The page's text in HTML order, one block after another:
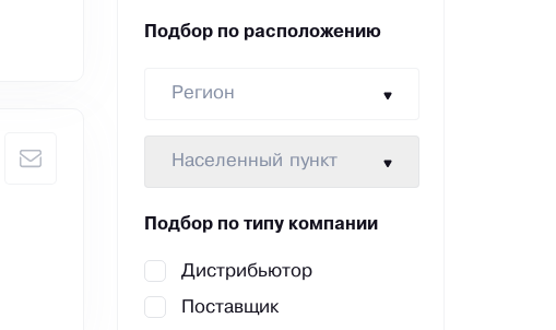
Подбор по расположению
Регион
Населенный пункт
Подбор по типу компании
Дистрибьютор
Поставщик